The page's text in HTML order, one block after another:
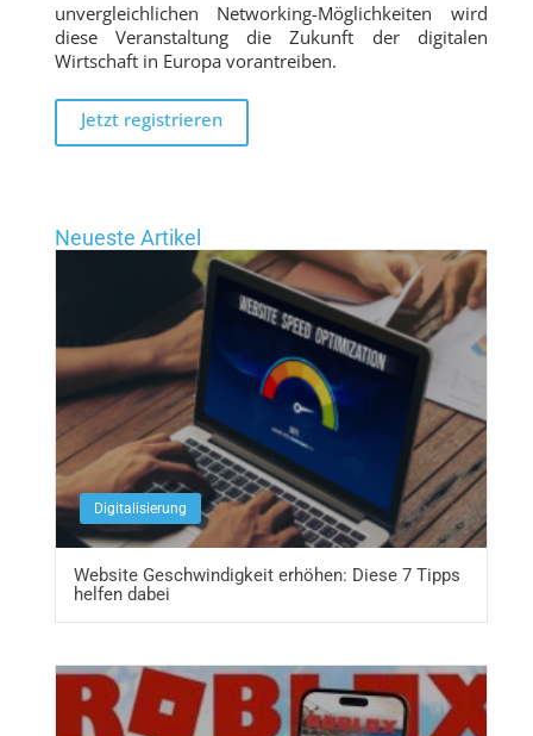
unvergleichlichen Networking-Möglichkeiten wird
diese Veranstaltung die Zukunft der digitalen
Wirtschaft in Europa vorantreiben.
Jetzt registrieren
Neueste Artikel
Digitalisierung
Website Geschwindigkeit erhöhen: Diese 7 Tipps
helfen dabei